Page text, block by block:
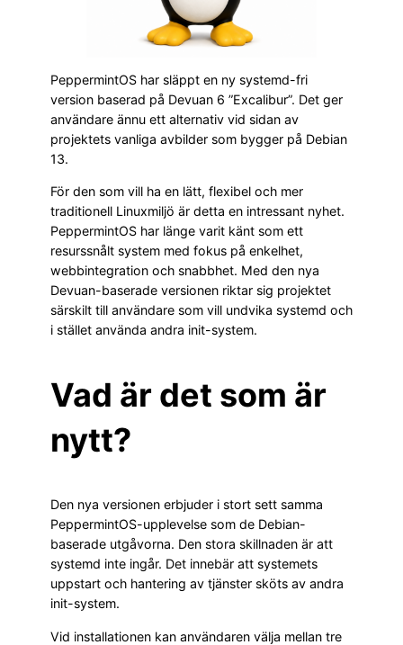
PeppermintOS har släppt en ny systemd-fri
version baserad på Devuan 6 ”Excalibur”. Det ger
användare ännu ett alternativ vid sidan av
projektets vanliga avbilder som bygger på Debian
13.
För den som vill ha en lätt, flexibel och mer
traditionell Linuxmiljö är detta en intressant nyhet.
PeppermintOS har länge varit känt som ett
resurssnålt system med fokus på enkelhet,
webbintegration och snabbhet. Med den nya
Devuan-baserade versionen riktar sig projektet
särskilt till användare som vill undvika systemd och
i stället använda andra init-system.
Vad är det som är
nytt?
Den nya versionen erbjuder i stort sett samma
PeppermintOS-upplevelse som de Debian-
baserade utgåvorna. Den stora skillnaden är att
systemd inte ingår. Det innebär att systemets
uppstart och hantering av tjänster sköts av andra
init-system.
Vid installationen kan användaren välja mellan tre